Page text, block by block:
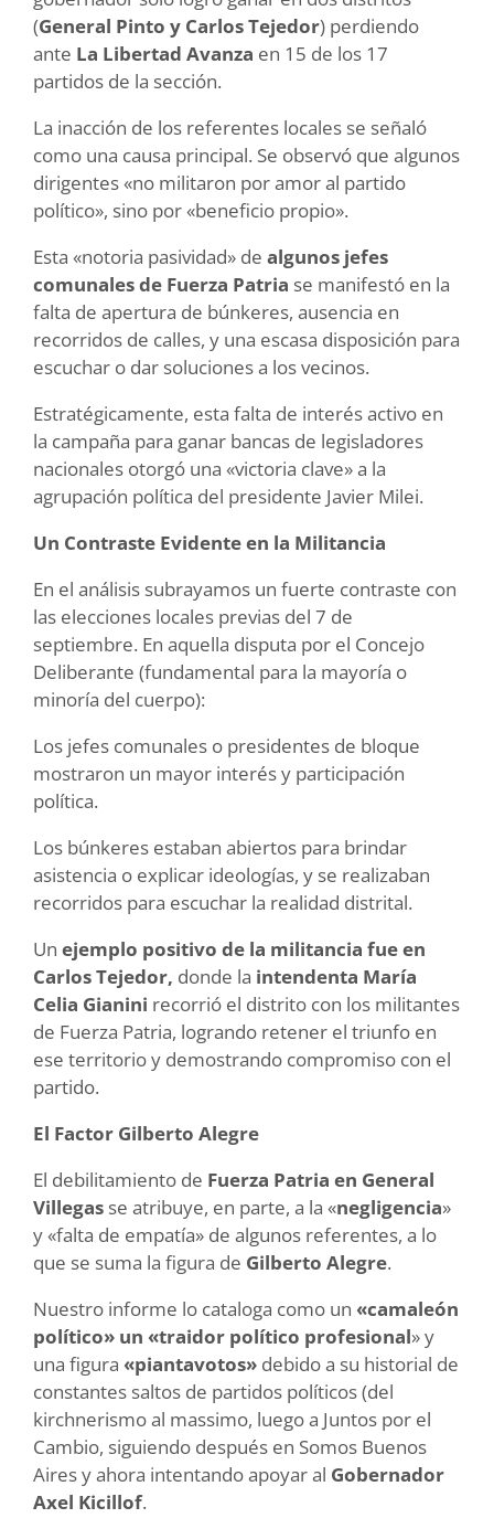
(General Pinto y Carlos Tejedor) perdiendo
ante La Libertad Avanza en 15 de los 17
partidos de la sección.
La inacción de los referentes locales se señaló
como una causa principal. Se observó que algunos
dirigentes «no militaron por amor al partido
político», sino por «beneficio propio».
Esta «notoria pasividad» de algunos jefes
comunales de Fuerza Patria se manifestó en la
falta de apertura de búnkeres, ausencia en
recorridos de calles, y una escasa disposición para
escuchar o dar soluciones a los vecinos.
Estratégicamente, esta falta de interés activo en
la campaña para ganar bancas de legisladores
nacionales otorgó una «victoria clave» a la
agrupación política del presidente Javier Milei.
Un Contraste Evidente en la Militancia
En el análisis subrayamos un fuerte contraste con
las elecciones locales previas del 7 de
septiembre. En aquella disputa por el Concejo
Deliberante (fundamental para la mayoría o
minoría del cuerpo):
Los jefes comunales o presidentes de bloque
mostraron un mayor interés y participación
política.
Los búnkeres estaban abiertos para brindar
asistencia o explicar ideologías, y se realizaban
recorridos para escuchar la realidad distrital.
Un ejemplo positivo de la militancia fue en
Carlos Tejedor, donde la intendenta María
Celia Gianini recorrió el distrito con los militantes
de Fuerza Patria, logrando retener el triunfo en
ese territorio y demostrando compromiso con el
partido.
El Factor Gilberto Alegre
El debilitamiento de Fuerza Patria en General
Villegas se atribuye, en parte, a la «negligencia»
y «falta de empatía» de algunos referentes, a lo
que se suma la figura de Gilberto Alegre.
Nuestro informe lo cataloga como un «camaleón
político» un «traidor político profesional» y
una figura «piantavotos» debido a su historial de
constantes saltos de partidos políticos (del
kirchnerismo al massimo, luego a Juntos por el
Cambio, siguiendo después en Somos Buenos
Aires y ahora intentando apoyar al Gobernador
Axel Kicillof.